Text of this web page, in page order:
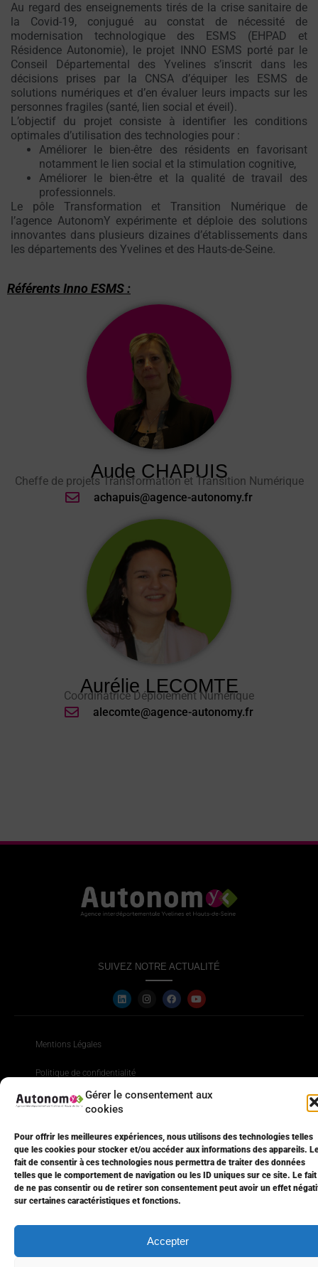
Gérer le consentement aux
cookies
Pour offrir les meilleures expériences, nous utilisons des technologies telles
que les cookies pour stocker et/ou accéder aux informations des appareils.
fait de consentir à ces technologies nous permettra de traiter des données
telles que le comportement de navigation ou les ID uniques sur ce site. Le fait
de ne pas consentir ou de retirer son consentement peut avoir un effet
sur certaines caractéristiques et fonctions.
Accepter
Au regard des enseignements tirés de la crise sanitaire de
la Covid-19, conjugué au constat de nécessité de
modernisation technologique des ESMS (EHPAD et
Résidence Autonomie), le projet INNO ESMS porté par le
Conseil Départemental des Yvelines s’inscrit dans les
décisions prises par la CNSA d’équiper les ESMS de
solutions numériques et d’en évaluer leurs impacts sur les
personnes fragiles (santé, lien social et éveil).
L’objectif du projet consiste à identifier les conditions
optimales d’utilisation des technologies pour :
Améliorer le bien-être des résidents en favorisant
notamment le lien social et la stimulation cognitive,
Améliorer le bien-être et la qualité de travail des
professionnels.
Le pôle Transformation et Transition Numérique de
l’agence AutonomY expérimente et déploie des solutions
innovantes dans plusieurs dizaines d’établissements dans
les départements des Yvelines et des Hauts-de-Seine.
Référents Inno ESMS :
Aude CHAPUIS
Cheffe de projets Transformation et Transition Numérique
achapuis@agence-autonomy.fr
Aurélie LECOMTE
Coordinatrice Déploiement Numérique
alecomte@agence-autonomy.fr
SUIVEZ NOTRE ACTUALITÉ
Mentions Légales
Politique de confidentialité
Kits de communication
Agence AutonomY © 2023 ⎮ Tous droits réservés